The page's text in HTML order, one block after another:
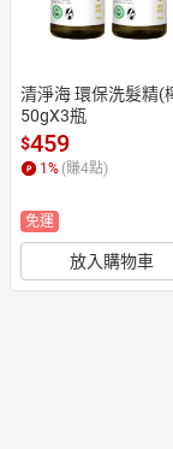
清淨海 環保洗髮精(
50gX3瓶
$459
1 % (賺4點)
免運
放入購物車